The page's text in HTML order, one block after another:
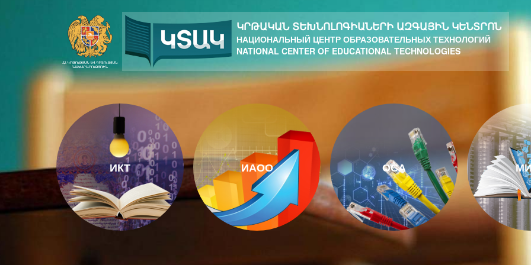
ԿՐԹԱԿԱՆ ՏԵԽՆՈԼՈԳԻԱՆԵՐԻ ԱԶԳԱՅԻՆ ԿԵՆՏՐՈՆ
НАЦИОНАЛЬНЫЙ ЦЕНТР ОБРАЗОВАТЕЛЬНЫХ ТЕХНОЛОГИЙ
NATIONAL CENTER OF EDUCATIONAL TECHNOLOGIES
ИКТ ИАОО ОСА